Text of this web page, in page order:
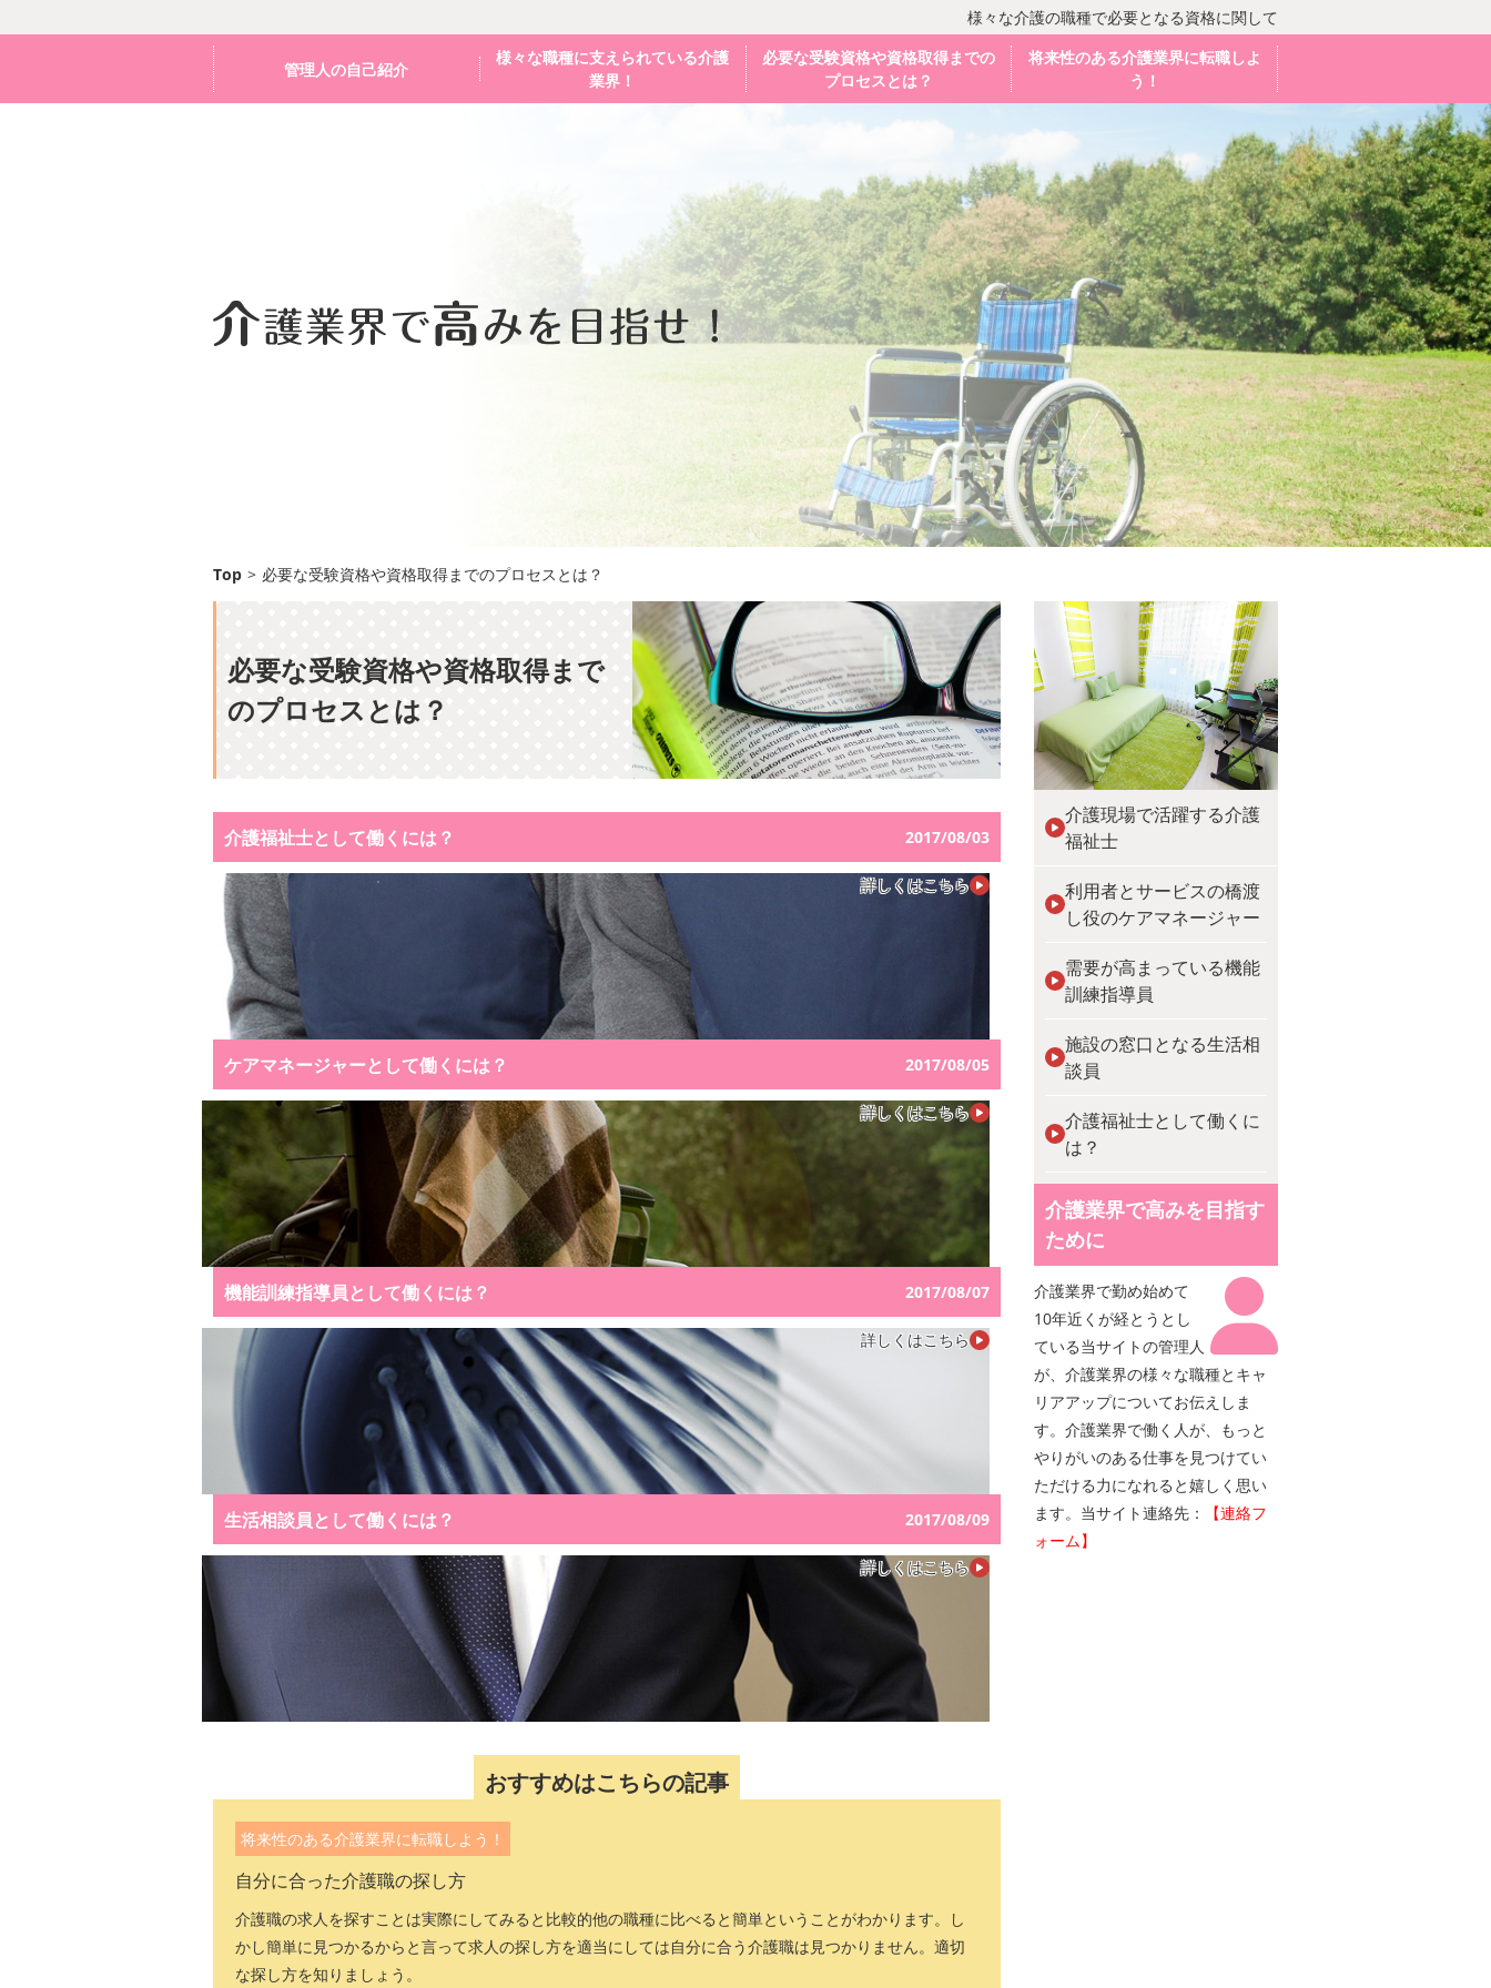
様々な介護の職種で必要となる資格に関して
管理人の自己紹介
様々な職種に支えられている介護
業界！
必要な受験資格や資格取得までの
プロセスとは？
将来性のある介護業界に転職しよ
う！
Top > 必要な受験資格や資格取得までのプロセスとは？
必要な受験資格や資格取得まで
のプロセスとは？
介護福祉士として働くには？ 2017/08/03
詳しくはこちら
ケアマネージャーとして働くには？ 2017/08/05
詳しくはこちら
機能訓練指導員として働くには？ 2017/08/07
詳しくはこちら
生活相談員として働くには？ 2017/08/09
詳しくはこちら
おすすめはこちらの記事
将来性のある介護業界に転職しよう！
自分に合った介護職の探し方
介護職の求人を探すことは実際にしてみると比較的他の職種に比べると簡単ということがわかります。し
かし簡単に見つかるからと言って求人の探し方を適当にしては自分に合う介護職は見つかりません。適切
な探し方を知りましょう。
介護現場で活躍する介護
福祉士
利用者とサービスの橋渡
し役のケアマネージャー
需要が高まっている機能
訓練指導員
施設の窓口となる生活相
談員
介護福祉士として働くに
は？
介護業界で高みを目指す
ために
介護業界で勤め始めて
10年近くが経とうとし
ている当サイトの管理人
が、介護業界の様々な職種とキャ
リアアップについてお伝えしま
す。介護業界で働く人が、もっと
やりがいのある仕事を見つけてい
ただける力になれると嬉しく思い
ます。当サイト連絡先：
【連絡フ
ォーム】